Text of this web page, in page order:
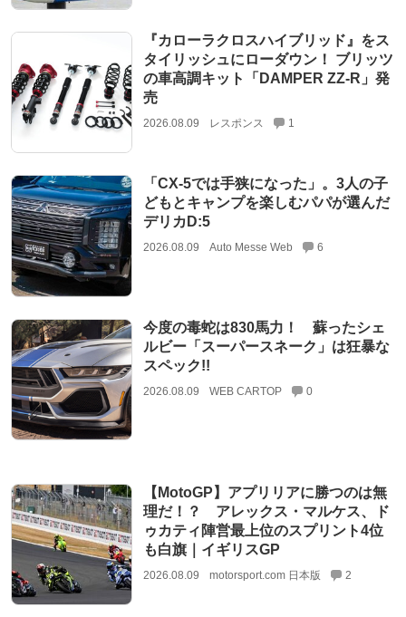
『カローラクロスハイブリッド』をス
タイリッシュにローダウン！ ブリッツ
の車高調キット「DAMPER ZZ-R」発
売
2026.08.09 レスポンス 1
「CX-5では手狭になった」。3人の子
どもとキャンプを楽しむパパが選んだ
デリカD:5
2026.08.09 Auto Messe Web 6
今度の毒蛇は830馬力！ 蘇ったシェ
ルビー「スーパースネーク」は狂暴な
スペック!!
2026.08.09 WEB CARTOP 0
【MotoGP】アプリリアに勝つのは無
理だ！？ アレックス・マルケス、ド
ゥカティ陣営最上位のスプリント4位
も白旗｜イギリスGP
2026.08.09 motorsport.com 日本版 2